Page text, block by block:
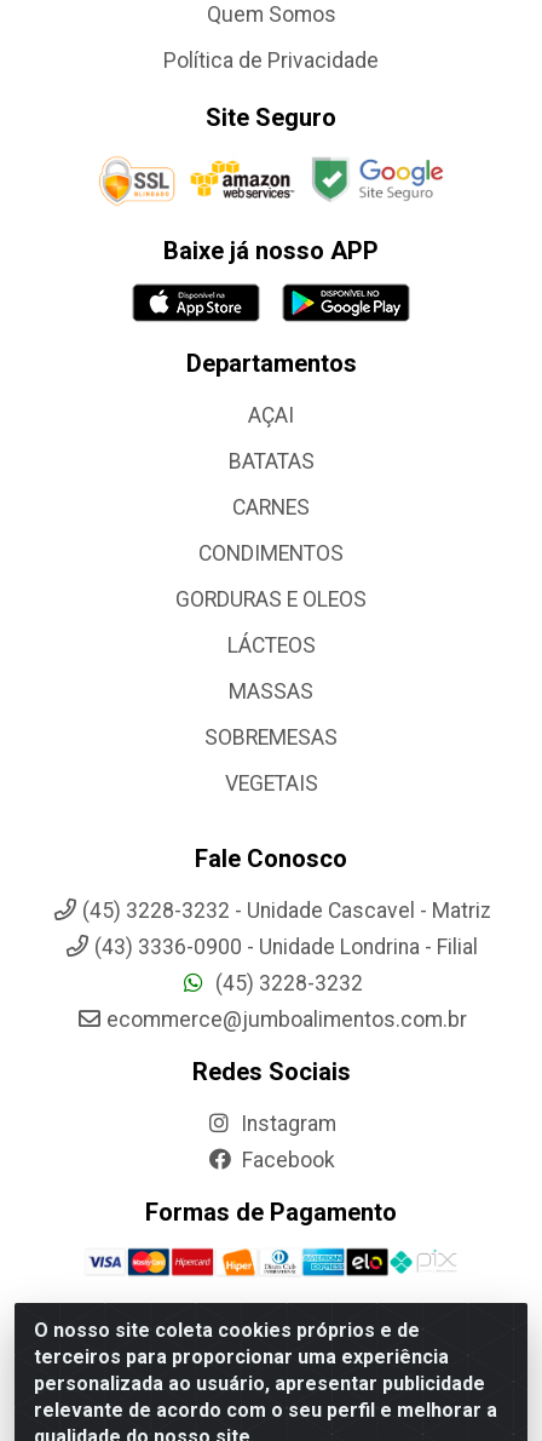
O nosso site coleta cookies próprios e de
terceiros para proporcionar uma experiência
personalizada ao usuário, apresentar publicidade
relevante de acordo com o seu perfil e melhorar a
Quem Somos
Política de Privacidade
Site Seguro
Baixe já nosso APP
Departamentos
AÇAI
BATATAS
CARNES
CONDIMENTOS
GORDURAS E OLEOS
LÁCTEOS
MASSAS
SOBREMESAS
VEGETAIS
Fale Conosco
(45) 3228-3232 - Unidade Cascavel - Matriz
(43) 3336-0900 - Unidade Londrina - Filial
(45) 3228-3232
ecommerce@jumboalimentos.com.br
Redes Sociais
Instagram
Facebook
Formas de Pagamento
Jumbo Alimentos Cascavel - Matriz - Rua Itatiba Do Sul, 161 -
Santos Dumont, Cascavel-PR - CEP 85804-700- CNPJ
85.522.043/0001-90